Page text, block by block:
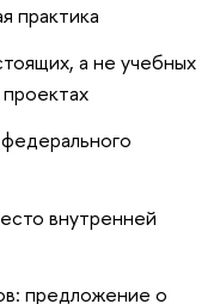
практика
а не учебных
внутренней
предложение о